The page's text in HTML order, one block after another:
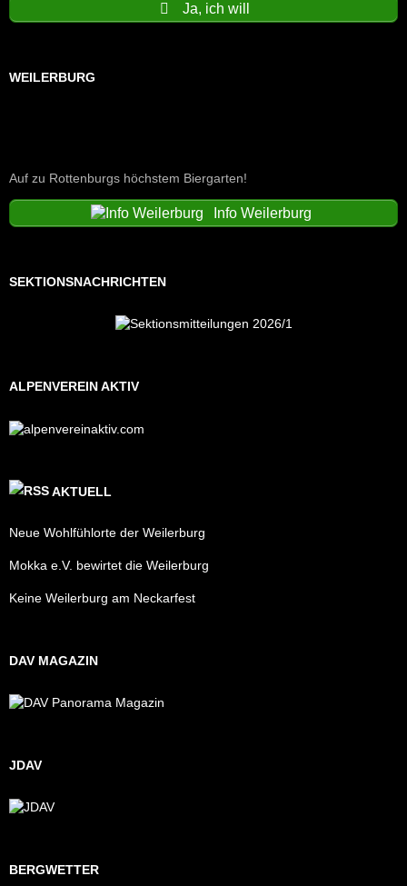
Ja, ich will
WEILERBURG
Auf zu Rottenburgs höchstem Biergarten!
Info Weilerburg
SEKTIONSNACHRICHTEN
ALPENVEREIN AKTIV
AKTUELL
Neue Wohlfühlorte der Weilerburg
Mokka e.V. bewirtet die Weilerburg
Keine Weilerburg am Neckarfest
DAV MAGAZIN
JDAV
BERGWETTER